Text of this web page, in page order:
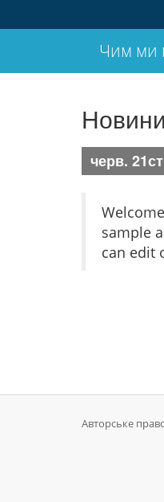
Чим ми
Новини
черв. 21ст
sample
can edit
Авторське